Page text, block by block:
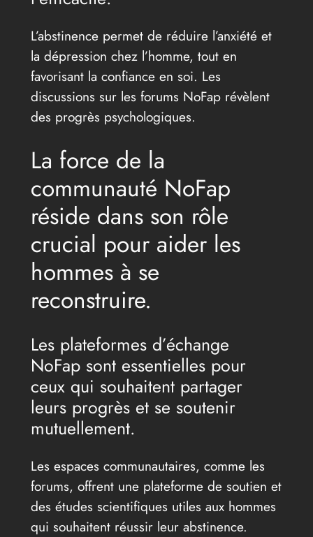
L’abstinence permet de réduire l’anxiété et
la dépression chez l’homme, tout en
favorisant la confiance en soi. Les
discussions sur les forums NoFap révèlent
des progrès psychologiques.
La force de la
communauté NoFap
réside dans son rôle
crucial pour aider les
hommes à se
reconstruire.
Les plateformes d’échange
NoFap sont essentielles pour
ceux qui souhaitent partager
leurs progrès et se soutenir
mutuellement.
Les espaces communautaires, comme les
forums, offrent une plateforme de soutien et
des études scientifiques utiles aux hommes
qui souhaitent réussir leur abstinence.